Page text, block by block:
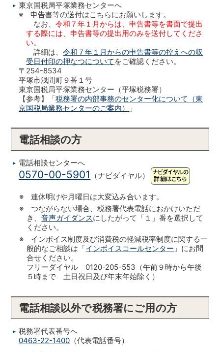
東京国税局平塚業務センターへ
※ 申告書等の送付はこちらにお願いします。
なお、令和７年１月からは、申告書等を書面で提出
する際には、申告書等の提出用のみを送付してくださ
い。
詳細は、令和７年１月からの申告書等の控えへの収
受日付印の押なつについて をご確認ください。
〒254-8534
平塚市浅間町９番１号
東京国税局平塚業務センター（平塚税務署）
【参考】「税務署の内部事務のセンター化について（東
京国税局業務センターのご案内）
」
電話相談の方
電話相談センターへ
0570-00-5901 （ナビダイヤル）
※ 連休明けや月曜日は大変込み合います。
※ つながらない場合、税務署代表電話におかけいただ
き、音声ガイダンスにしたがって「１」番を選択して
ください。
※ インボイス制度及び消費税の軽減税率制度に関する一
般的なご相談は「インボイスコールセンター 」にお問
合せください。
フリーダイヤル 0120-205-553（午前９時から午後
５時まで 土日祝日及び年末年始除く）
電話相談以外で税務署にご用の方
税務署代表番号へ
0463-22-1400 （代表電話番号）